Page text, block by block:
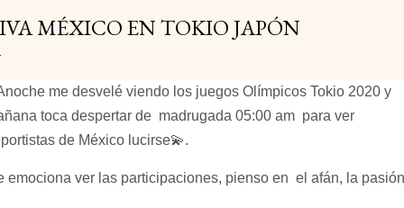
MÉXICO EN TOKIO JAPÓN
me desvelé viendo los juegos Olímpicos Tokio 2020 y
toca despertar de  madrugada 05:00 am  para ver
de México lucirse💫.
emociona ver las participaciones, pienso en  el afán, la